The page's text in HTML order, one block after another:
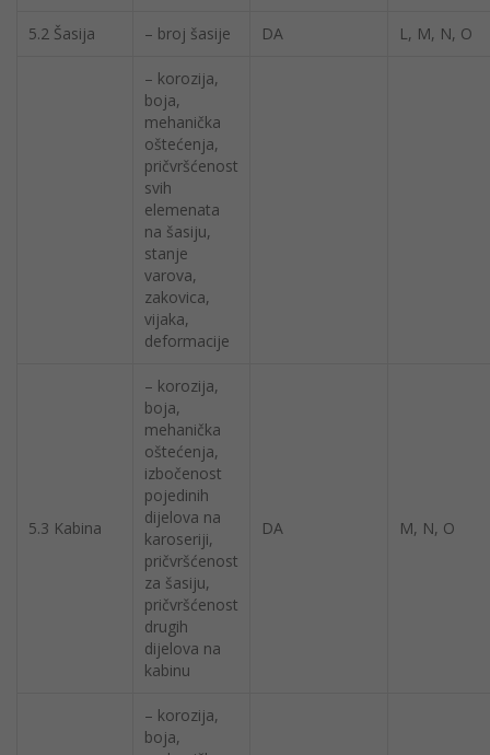
5.2 Šasija – broj šasije DA L, M, N, O
– korozija,
boja,
mehanička
oštećenja,
pričvršćenost
svih
elemenata
na šasiju,
stanje
varova,
zakovica,
vijaka,
deformacije
5.3 Kabina
– korozija,
boja,
mehanička
oštećenja,
izbočenost
pojedinih
dijelova na
karoseriji,
pričvršćenost
za šasiju,
pričvršćenost
drugih
dijelova na
kabinu
DA M, N, O
– korozija,
boja,